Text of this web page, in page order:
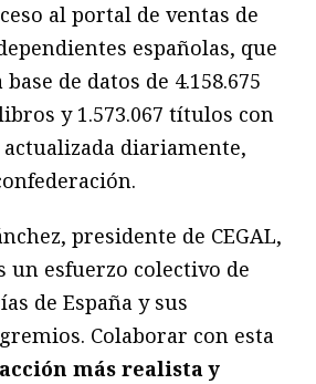
al portal de ventas de
españolas, que
de datos de 4.158.675
y 1.573.067 títulos con
diariamente,
presidente de CEGAL,
un esfuerzo colectivo de
de España y sus
Colaborar con esta
más realista y